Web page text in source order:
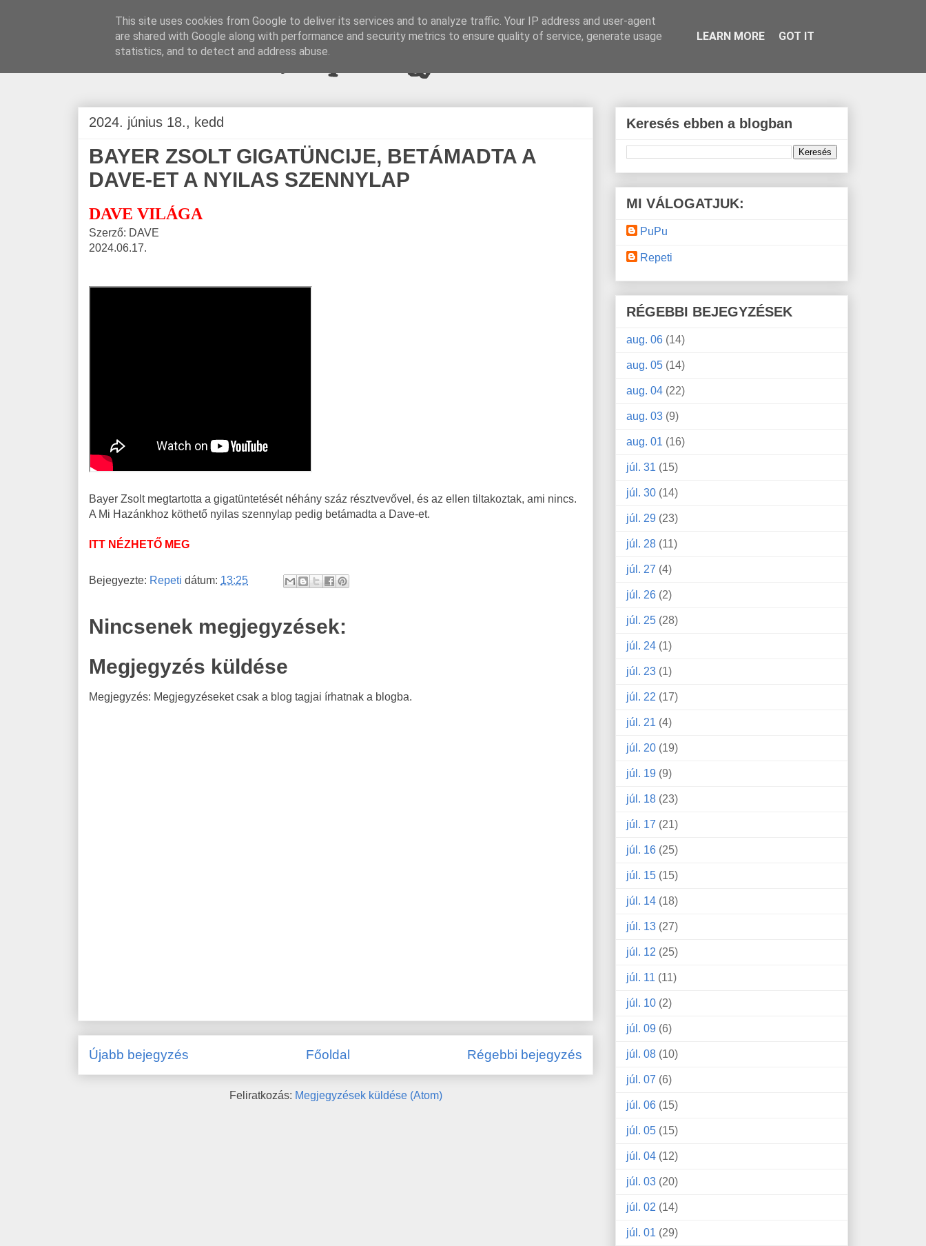
BLOGÁSZAT, napi blogjava
2024. június 18., kedd
BAYER ZSOLT GIGATÜNCIJE, BETÁMADTA A
DAVE-ET A NYILAS SZENNYLAP
DAVE VILÁGA
Szerző: DAVE
2024.06.17.
Bayer Zsolt megtartotta a gigatüntetését néhány száz résztvevővel, és az ellen tiltakoztak, ami nincs.
A Mi Hazánkhoz köthető nyilas szennylap pedig betámadta a Dave-et.
ITT NÉZHETŐ MEG
Bejegyezte: Repeti dátum: 13:25
Nincsenek megjegyzések:
Megjegyzés küldése
Megjegyzés: Megjegyzéseket csak a blog tagjai írhatnak a blogba.
Újabb bejegyzés Régebbi bejegyzés
Főoldal
Feliratkozás: Megjegyzések küldése (Atom)
Keresés ebben a blogban
MI VÁLOGATJUK:
PuPu
Repeti
RÉGEBBI BEJEGYZÉSEK
aug. 06 (14)
aug. 05 (14)
aug. 04 (22)
aug. 03 (9)
aug. 01 (16)
júl. 31 (15)
júl. 30 (14)
júl. 29 (23)
júl. 28 (11)
júl. 27 (4)
júl. 26 (2)
júl. 25 (28)
júl. 24 (1)
júl. 23 (1)
júl. 22 (17)
júl. 21 (4)
júl. 20 (19)
júl. 19 (9)
júl. 18 (23)
júl. 17 (21)
júl. 16 (25)
júl. 15 (15)
júl. 14 (18)
júl. 13 (27)
júl. 12 (25)
júl. 11 (11)
júl. 10 (2)
júl. 09 (6)
júl. 08 (10)
júl. 07 (6)
júl. 06 (15)
júl. 05 (15)
júl. 04 (12)
júl. 03 (20)
júl. 02 (14)
júl. 01 (29)
This site uses cookies from Google to deliver its services and to analyze traffic. Your IP address and user-agent
are shared with Google along with performance and security metrics to ensure quality of service, generate usage
statistics, and to detect and address abuse.
LEARN MORE GOT IT